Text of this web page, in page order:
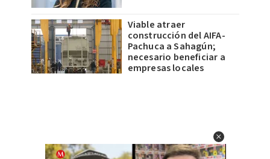
Viable atraer
construcción del AIFA-
Pachuca a Sahagún;
necesario beneficiar a
empresas locales